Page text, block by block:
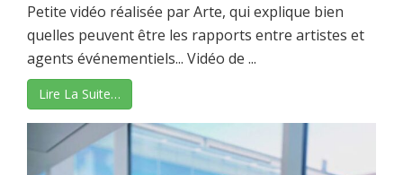
Petite vidéo réalisée par Arte, qui explique bien
quelles peuvent être les rapports entre artistes et
agents événementiels... Vidéo de ...
Lire La Suite…